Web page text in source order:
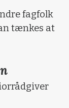
fagfolk
tænkes at